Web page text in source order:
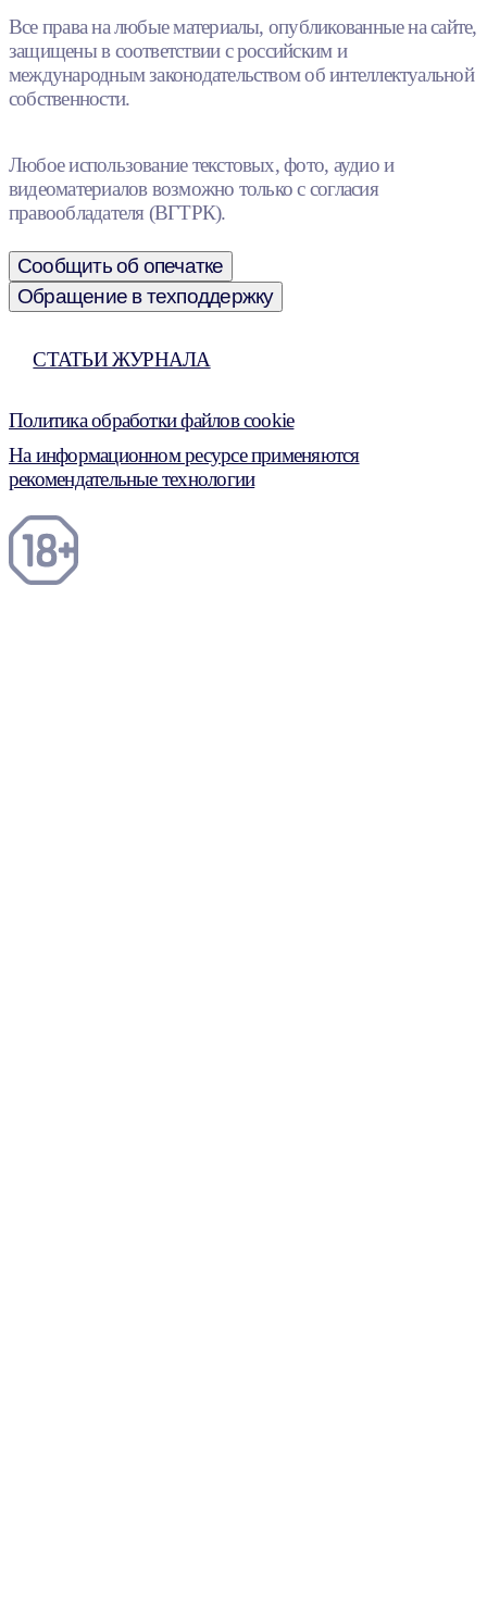
Все права на любые материалы, опубликованные на сайте,
защищены в соответствии с российским и
международным законодательством об интеллектуальной
собственности.
Любое использование текстовых, фото, аудио и
видеоматериалов возможно только с согласия
правообладателя (ВГТРК).
Сообщить об опечатке
Обращение в техподдержку
СТАТЬИ ЖУРНАЛА
Политика обработки файлов cookie
На информационном ресурсе применяются
рекомендательные технологии